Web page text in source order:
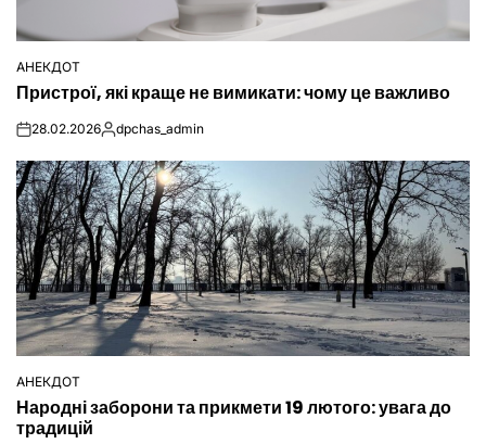
ОПУБЛІКУВАТИ
АНЕКДОТ
Пристрої, які краще не вимикати: чому це важливо
on28.02.2026Опубліковано
dpchas_admin
ОПУБЛІКУВАТИ
У
АНЕКДОТ
Народні заборони та прикмети 19 лютого: увага до
традицій